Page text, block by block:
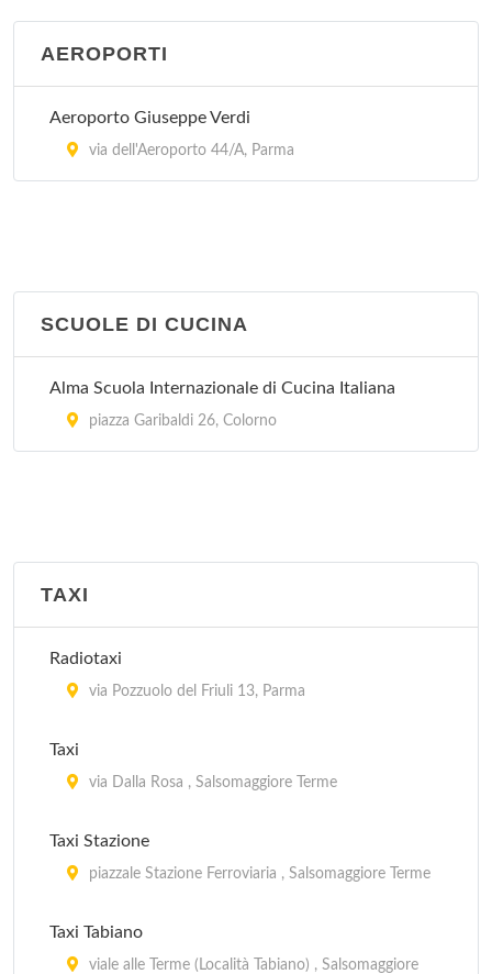
AEROPORTI
Aeroporto Giuseppe Verdi
via dell'Aeroporto 44/A, Parma
SCUOLE DI CUCINA
Alma Scuola Internazionale di Cucina Italiana
piazza Garibaldi 26, Colorno
TAXI
Radiotaxi
via Pozzuolo del Friuli 13, Parma
Taxi
via Dalla Rosa , Salsomaggiore Terme
Taxi Stazione
piazzale Stazione Ferroviaria , Salsomaggiore Terme
Taxi Tabiano
viale alle Terme (Località Tabiano) , Salsomaggiore